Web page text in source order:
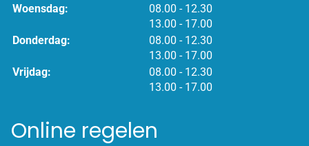
Woensdag:
08.00 tot
- 12.30
13.00 tot
- 17.00
Donderdag:
08.00 tot
- 12.30
13.00 tot
- 17.00
Vrijdag:
08.00 tot
- 12.30
13.00 tot
- 17.00
Online regelen